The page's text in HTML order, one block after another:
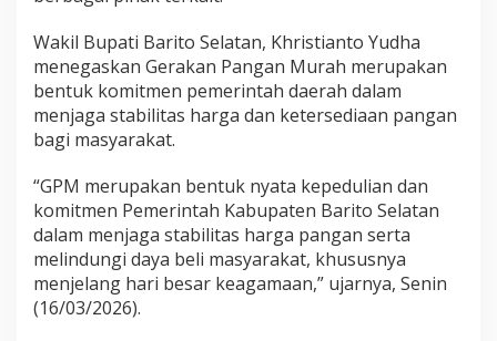
Wakil Bupati Barito Selatan, Khristianto Yudha
menegaskan Gerakan Pangan Murah merupakan
bentuk komitmen pemerintah daerah dalam
menjaga stabilitas harga dan ketersediaan pangan
bagi masyarakat.
“GPM merupakan bentuk nyata kepedulian dan
komitmen Pemerintah Kabupaten Barito Selatan
dalam menjaga stabilitas harga pangan serta
melindungi daya beli masyarakat, khususnya
menjelang hari besar keagamaan,” ujarnya, Senin
(16/03/2026).